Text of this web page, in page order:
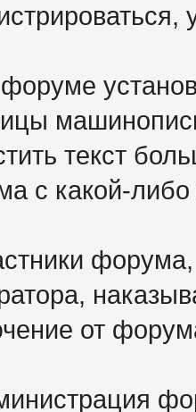
текст
с какой-либо
от